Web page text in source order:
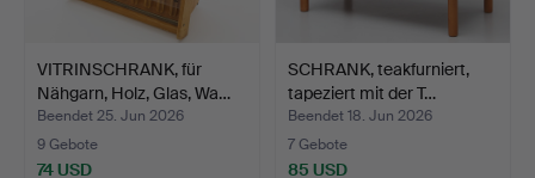
VITRINSCHRANK, für
Nähgarn, Holz, Glas, Wa…
Beendet 25. Jun 2026
9 Gebote
74 USD
SCHRANK, teakfurniert,
tapeziert mit der T…
Beendet 18. Jun 2026
7 Gebote
85 USD